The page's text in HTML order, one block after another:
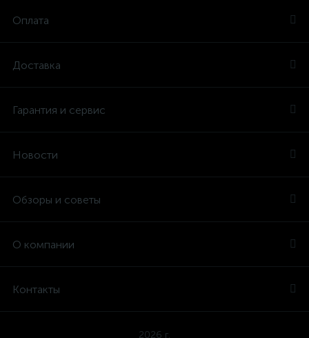
Оплата
Доставка
Гарантия и сервис
Новости
Обзоры и советы
О компании
Контакты
2026 г.